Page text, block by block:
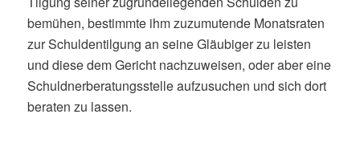
bemühen, bestimmte ihm zuzumutende Monatsraten
zur Schuldentilgung an seine Gläubiger zu leisten
und diese dem Gericht nachzuweisen, oder aber eine
Schuldnerberatungsstelle aufzusuchen und sich dort
beraten zu lassen.